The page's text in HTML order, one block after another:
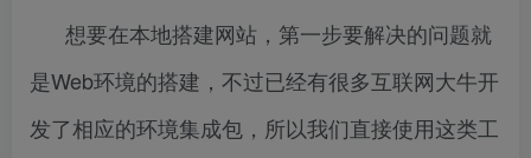
想要在本地搭建网站，第一步要解决的问题就
是Web环境的搭建，不过已经有很多互联网大牛开
发了相应的环境集成包，所以我们直接使用这类工